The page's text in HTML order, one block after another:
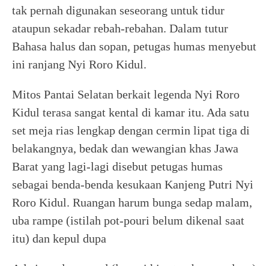
tak pernah digunakan seseorang untuk tidur
ataupun sekadar rebah-rebahan. Dalam tutur
Bahasa halus dan sopan, petugas humas menyebut
ini ranjang Nyi Roro Kidul.
Mitos Pantai Selatan berkait legenda Nyi Roro
Kidul terasa sangat kental di kamar itu. Ada satu
set meja rias lengkap dengan cermin lipat tiga di
belakangnya, bedak dan wewangian khas Jawa
Barat yang lagi-lagi disebut petugas humas
sebagai benda-benda kesukaan Kanjeng Putri Nyi
Roro Kidul. Ruangan harum bunga sedap malam,
uba rampe (istilah pot-pouri belum dikenal saat
itu) dan kepul dupa